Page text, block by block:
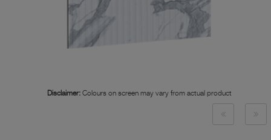
Disclaimer: Colours on screen may vary from actual product